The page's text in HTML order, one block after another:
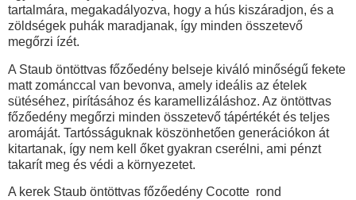
tartalmára, megakadályozva, hogy a hús kiszáradjon, és a
zöldségek puhák maradjanak, így minden összetevő
megőrzi ízét.
A Staub öntöttvas főzőedény belseje kiváló minőségű fekete
matt zománccal van bevonva, amely ideális az ételek
sütéséhez, pirításához és karamellizáláshoz. Az öntöttvas
főzőedény megőrzi minden összetevő tápértékét és teljes
aromáját. Tartósságuknak köszönhetően generációkon át
kitartanak, így nem kell őket gyakran cserélni, ami pénzt
takarít meg és védi a környezetet.
A kerek Staub öntöttvas főzőedény Cocotte rond